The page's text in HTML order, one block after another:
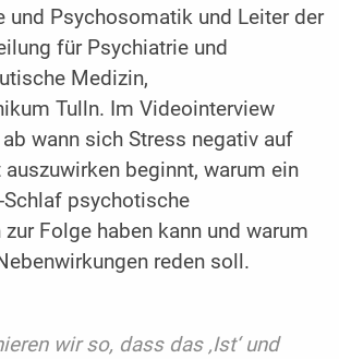
und Psychosomatik und Leiter der
für Psychiatrie und
Medizin,
Tulln. Im Videointerview
wann sich Stress negativ auf
auszuwirken beginnt, warum ein
Schlaf psychotische
zur Folge haben kann und warum
reden soll.
wir so, dass das ‚Ist‘ und